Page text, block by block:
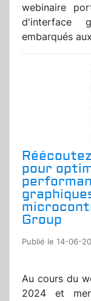
webinaire
d'interface
embarqués
pour
Group
Publié le 14-06-
Au cours du
2024 et